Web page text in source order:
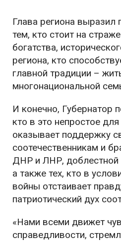
Глава региона выразил
тем, кто стоит на
богатства,
региона, кто
главной традиции –
многонациональной
И конечно, Губернатор
кто в это непростое
оказывает поддержку
соотечественникам и
ДНР и ЛНР, доблестной
а также тех, кто в
войны отстаивает
патриотический дух
«Нами всеми движет
справедливости,